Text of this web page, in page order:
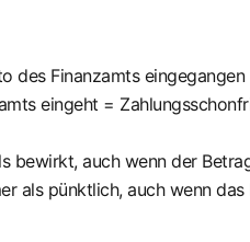
Finanzamts
eingeht =
bewirkt, auch wenn der
als pünktlich, auch wenn